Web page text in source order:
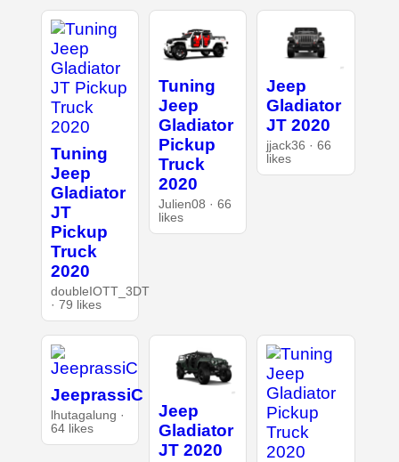
Tuning
Jeep
Gladiator
JT
Pickup
Truck
2020
doubleIOTT_3DT
· 79 likes
Tuning
Jeep
Gladiator
Pickup
Truck
2020
Julien08 · 66
likes
Jeep
Gladiator
JT 2020
jjack36 · 66
likes
JeeprassiC
lhutagalung ·
64 likes
Jeep
Gladiator
JT 2020